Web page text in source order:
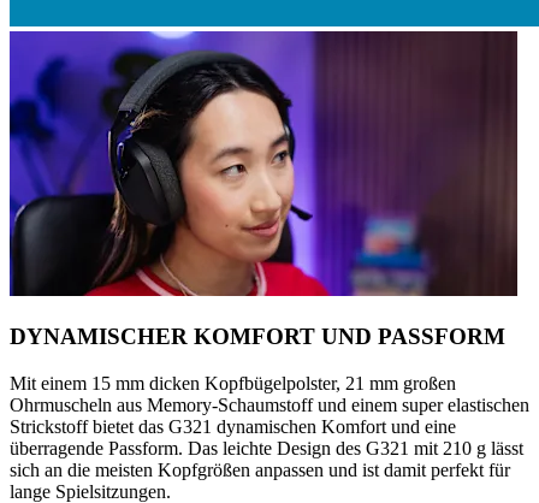
DYNAMISCHER KOMFORT UND PASSFORM
Mit einem 15 mm dicken Kopfbügelpolster, 21 mm großen
Ohrmuscheln aus Memory-Schaumstoff und einem super elastischen
Strickstoff bietet das G321 dynamischen Komfort und eine
überragende Passform. Das leichte Design des G321 mit 210 g lässt
sich an die meisten Kopfgrößen anpassen und ist damit perfekt für
lange Spielsitzungen.